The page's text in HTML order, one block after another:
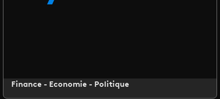
Finance - Economie - Politique